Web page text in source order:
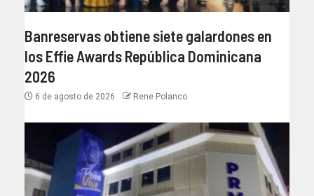
Banreservas obtiene siete galardones en
los Effie Awards República Dominicana
2026
6 de agosto de 2026 Rene Polanco